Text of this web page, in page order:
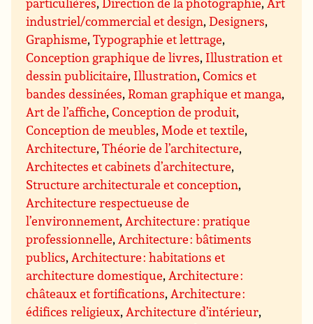
industriel/commercial et design,Designers,
Graphisme,Typographie et lettrage,
Conception graphique de livres, Illustration et
dessin publicitaire, Illustration,Comics et
bandes dessinées,Roman graphique et manga,
Art de l’affiche,Conception de produit,
Conception de meubles,Mode et textile,
Architecture,Théorie de l’architecture,
Architectes et cabinets d’architecture,
Structure architecturale et conception,
Architecture respectueuse de
l’environnement,Architecture : pratique
professionnelle,Architecture : bâtiments
publics,Architecture : habitations et
architecture domestique,Architecture :
châteaux et fortifications,Architecture :
édifices religieux,Architecture d’intérieur,